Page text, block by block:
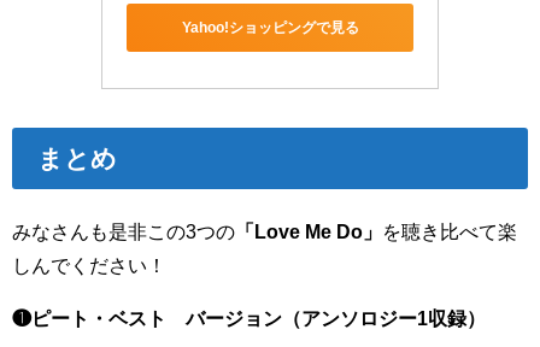
Yahoo!ショッピングで見る
まとめ
みなさんも是非この3つの 「Love Me Do」
を聴き比べて楽
しんでください！
❶ピート・ベスト バージョン（アンソロジー1収録）